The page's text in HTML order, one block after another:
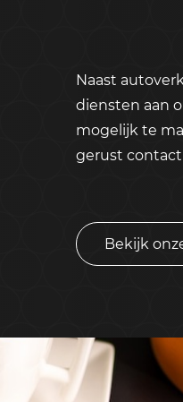
Naast
diensten aan
mogelijk te
gerust
Bekijk